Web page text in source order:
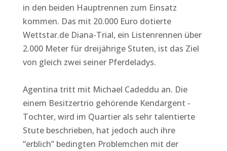
in den beiden Hauptrennen zum Einsatz
kommen. Das mit 20.000 Euro dotierte
Wettstar.de Diana-Trial, ein Listenrennen über
2.000 Meter für dreijährige Stuten, ist das Ziel
von gleich zwei seiner Pferdeladys.
Agentina tritt mit Michael Cadeddu an. Die
einem Besitzertrio gehörende Kendargent -
Tochter, wird im Quartier als sehr talentierte
Stute beschrieben, hat jedoch auch ihre
“erblich” bedingten Problemchen mit der